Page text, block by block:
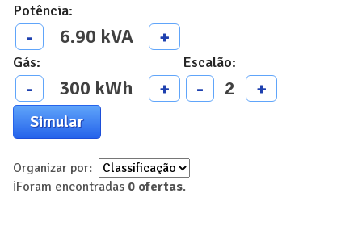
Potência:
- 6.90 kVA +
Gás:
- 300 kWh +
Escalão:
- 2 +
Simular
Organizar por:
ℹ️Foram encontradas 0 ofertas.